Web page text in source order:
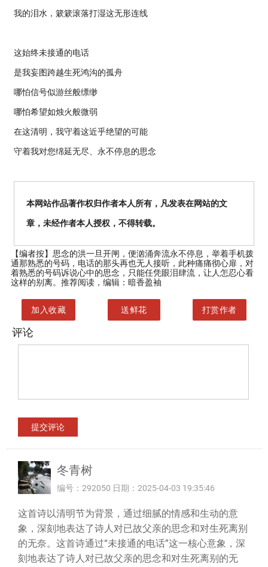
我的泪水，簌簌滚落打湿这无形连线
这始终未接通的电话
是我妄图跨越生死鸿沟的孤舟
哪怕信号似游丝般缥缈
哪怕希望如烛火般微弱
在这清明，我守着这近乎绝望的可能
守着我对您绵延无尽、永不停息的思念
本网站作品著作权归作者本人所有，凡发表在网站的文
章，未经作者本人授权，不得转载。
【编者按】 思念的洪一旦开闸，便汹涌奔流永不停息，举着手机拨
通那熟悉的号码，电话的那头再也无人接听，此种痛痛彻心扉，对
着熟悉的号码诉说心中的思念，只能任凭眼泪肆流，让人怎忍心看
这样的别离。推荐阅读，编辑：暗香盈袖
加入收藏 送鲜花 打赏作者
评论
冬青树
编号：292050 日期：2025-04-03 19:35:46
这首诗以清明节为背景，通过细腻的情感和生动的意
象，深刻地表达了诗人对已故父亲的思念和对生死离别
的无奈。这首诗通过“未接通的电话”这一核心意象，深
刻地表达了诗人对已故父亲的思念和对生死离别的无